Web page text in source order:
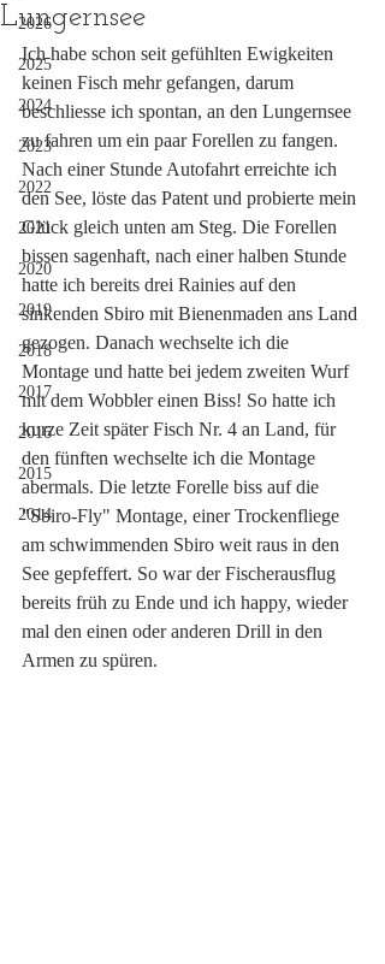
2026
2025
2024
2023
2022
2021
2020
2019
2018
2017
2016
2015
2014
Lungernsee
Ich habe schon seit gefühlten Ewigkeiten
keinen Fisch mehr gefangen, darum
beschliesse ich spontan, an den Lungernsee
zu fahren um ein paar Forellen zu fangen.
Nach einer Stunde Autofahrt erreichte ich
den See, löste das Patent und probierte mein
Glück gleich unten am Steg. Die Forellen
bissen sagenhaft, nach einer halben Stunde
hatte ich bereits drei Rainies auf den
sinkenden Sbiro mit Bienenmaden ans Land
gezogen. Danach wechselte ich die
Montage und hatte bei jedem zweiten Wurf
mit dem Wobbler einen Biss! So hatte ich
kurze Zeit später Fisch Nr. 4 an Land, für
den fünften wechselte ich die Montage
abermals. Die letzte Forelle biss auf die
"Sbiro-Fly" Montage, einer Trockenfliege
am schwimmenden Sbiro weit raus in den
See gepfeffert. So war der Fischerausflug
bereits früh zu Ende und ich happy, wieder
mal den einen oder anderen Drill in den
Armen zu spüren.